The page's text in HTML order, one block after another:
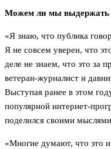
Можем ли мы выдержать
«Я знаю, что публика
Я не совсем уверен, что
деле не знаем, что это за
ветеран-журналист и
Выступая ранее в этом
популярной интернет-
поделился своими
«Многие думают, что это